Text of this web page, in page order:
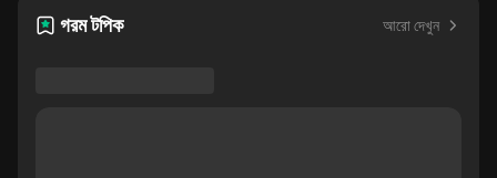
গরম টপিক আরো দেখুন